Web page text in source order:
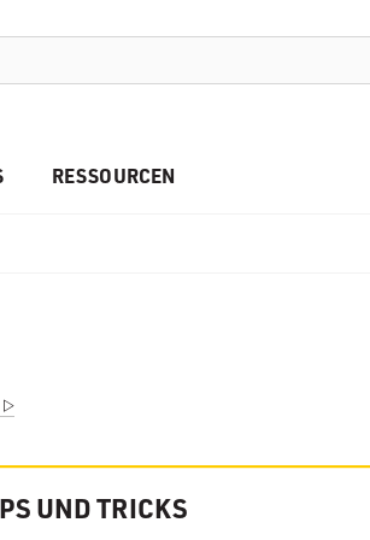
RESSOURCEN
UND TRICKS